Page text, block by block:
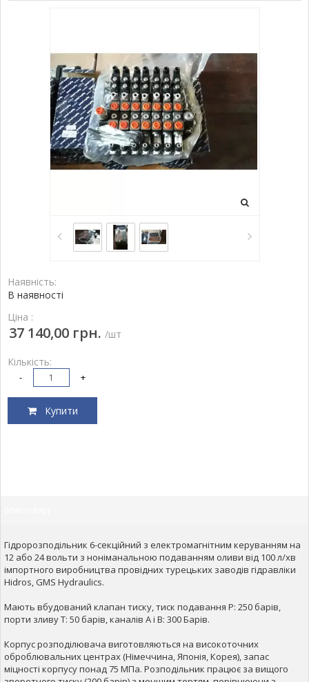
Наявність:
В наявності
Ціна :
37 140,00 грн. /шт
Кількість:
- +
Купити
Гідророзподільник 6-секційний з електромагнітним керуванням на
12 або 24 вольти з ноніманальною подаванням оливи від 100 л/хв
імпортного виробництва провідних турецьких заводів гідравліки
Hidros, GMS Hydraulics.
Мають вбудований клапан тиску, тиск подавання Р: 250 барів,
порти зливу Т: 50 барів, каналів А і В: 300 Барів.
Корпус розподілювача виготовляються на високоточних
оброблювальних центрах (Німеччина, Японія, Корея), запас
міцності корпусу понад 75 МПа. Розподільник працює за вищого